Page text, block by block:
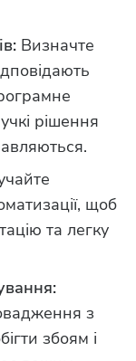
Визначте
рішення
щоб
та легку
з
збоям і